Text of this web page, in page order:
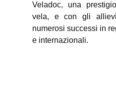
Veladoc, una
vela, e con gli
numerosi successi in
e internazionali.